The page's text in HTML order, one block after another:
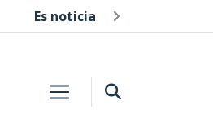
Es noticia